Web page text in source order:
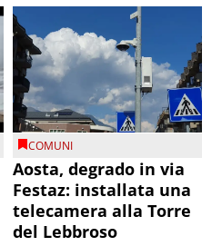
COMUNI
Aosta, degrado in via
Festaz: installata una
telecamera alla Torre
del Lebbroso